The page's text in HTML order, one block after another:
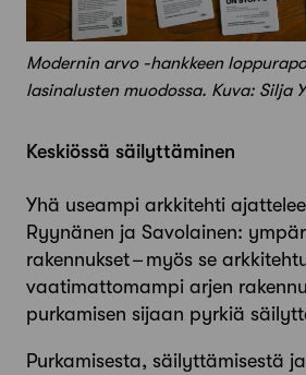
Modernin arvo -hankkeen
lasinalusten muodossa. Kuva: Silja
Keskiössä säilyttäminen
Yhä useampi arkkitehti
Ryynänen ja Savolainen:
rakennukset – myös se
vaatimattomampi arjen
purkamisen sijaan pyrkiä
Purkamisesta, säilyttämisestä